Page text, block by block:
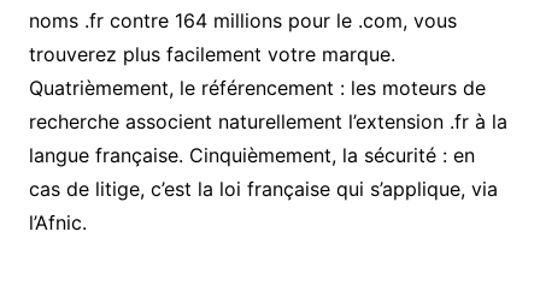
noms .fr contre 164 millions pour le .com, vous
trouverez plus facilement votre marque.
Quatrièmement, le référencement : les moteurs de
recherche associent naturellement l’extension .fr à la
langue française. Cinquièmement, la sécurité : en
cas de litige, c’est la loi française qui s’applique, via
l’Afnic.